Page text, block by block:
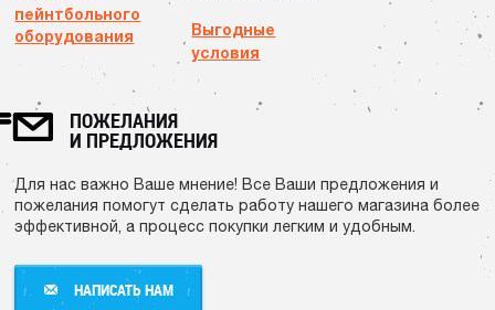
пейнтбольного
оборудования
Выгодные
условия
ПОЖЕЛАНИЯ
И ПРЕДЛОЖЕНИЯ
Для нас важно Ваше мнение! Все Ваши предложения и
пожелания помогут сделать работу нашего магазина более
эффективной, а процесс покупки легким и удобным.
НАПИСАТЬ НАМ